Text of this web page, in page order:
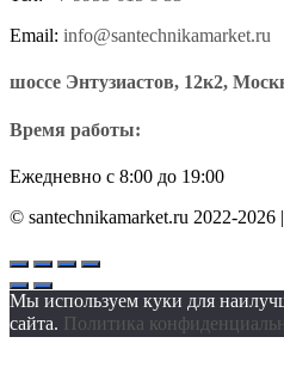
Email: info@santechnikamarket.ru
шоссе Энтузиастов, 12к2,
Время работы:
Ежедневно с 8:00 до 19:00
© santechnikamarket.ru 2022-2026
Мы используем куки для
сайта. Политика